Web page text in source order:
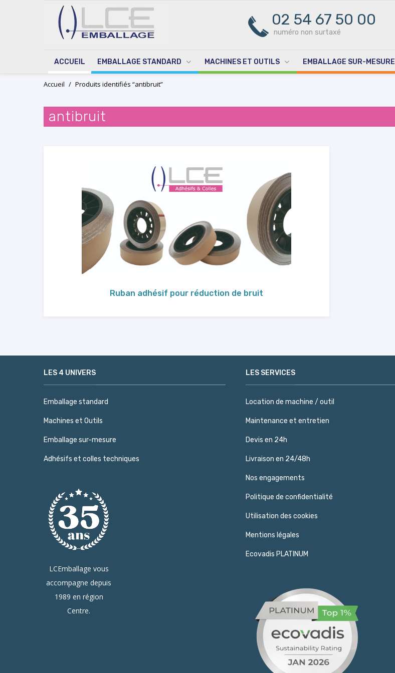
02 54 67 50 00
numéro non surtaxé
ACCUEIL EMBALLAGE STANDARD MACHINES ET OUTILS EMBALLAGE SUR-MESURE
Skip
Accueil / Produits identifiés “antibruit”
antibruit
Ruban adhésif pour réduction de bruit
LES 4 UNIVERS
Emballage standard
Machines et Outils
Emballage sur-mesure
Adhésifs et colles techniques
LCEmballage vous
accompagne depuis
1989 en région
Centre.
LES SERVICES
Location de machine / outil
Maintenance et entretien
Devis en 24h
Livraison en 24/48h
Nos engagements
Politique de confidentialité
Utilisation des cookies
Mentions légales
Ecovadis PLATINUM